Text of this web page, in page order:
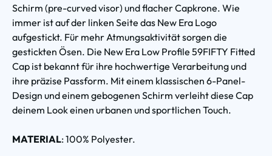
Schirm (pre-curved visor) und flacher Capkrone. Wie
immer ist auf der linken Seite das New Era Logo
aufgestickt. Für mehr Atmungsaktivität sorgen die
gestickten Ösen. Die New Era Low Profile 59FIFTY Fitted
Cap ist bekannt für ihre hochwertige Verarbeitung und
ihre präzise Passform. Mit einem klassischen 6-Panel-
Design und einem gebogenen Schirm verleiht diese Cap
deinem Look einen urbanen und sportlichen Touch.
MATERIAL: 100% Polyester.